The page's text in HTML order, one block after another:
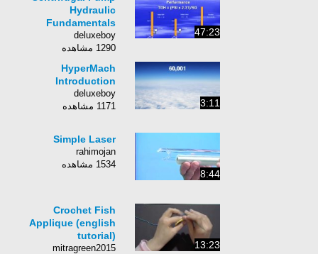
47:23
Hydraulic
Fundamentals
deluxeboy
1290 مشاهده
3:11
HyperMach
Introduction
deluxeboy
1171 مشاهده
8:44
Simple Laser
rahimojan
1534 مشاهده
13:23
Crochet Fish
Applique (english
tutorial)
mitragreen2015